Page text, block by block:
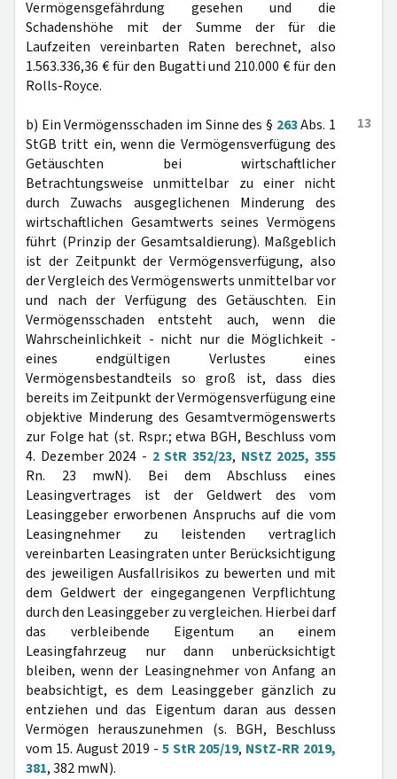
Vermögensgefährdung gesehen und die
Schadenshöhe mit der Summe der für die
Laufzeiten vereinbarten Raten berechnet, also
1.563.336,36 € für den Bugatti und 210.000 € für den
Rolls-Royce.
13
b) Ein Vermögensschaden im Sinne des § 263Abs. 1
StGB tritt ein, wenn die Vermögensverfügung des
Getäuschten bei wirtschaftlicher
Betrachtungsweise unmittelbar zu einer nicht
durch Zuwachs ausgeglichenen Minderung des
wirtschaftlichen Gesamtwerts seines Vermögens
führt (Prinzip der Gesamtsaldierung). Maßgeblich
ist der Zeitpunkt der Vermögensverfügung, also
der Vergleich des Vermögenswerts unmittelbar vor
und nach der Verfügung des Getäuschten. Ein
Vermögensschaden entsteht auch, wenn die
Wahrscheinlichkeit - nicht nur die Möglichkeit -
eines endgültigen Verlustes eines
Vermögensbestandteils so groß ist, dass dies
bereits im Zeitpunkt der Vermögensverfügung eine
objektive Minderung des Gesamtvermögenswerts
zur Folge hat (st. Rspr.; etwa BGH, Beschluss vom
4. Dezember 2024 - 2 StR 352/23, NStZ 2025, 355
Rn. 23 mwN). Bei dem Abschluss eines
Leasingvertrages ist der Geldwert des vom
Leasinggeber erworbenen Anspruchs auf die vom
Leasingnehmer zu leistenden vertraglich
vereinbarten Leasingraten unter Berücksichtigung
des jeweiligen Ausfallrisikos zu bewerten und mit
dem Geldwert der eingegangenen Verpflichtung
durch den Leasinggeber zu vergleichen. Hierbei darf
das verbleibende Eigentum an einem
Leasingfahrzeug nur dann unberücksichtigt
bleiben, wenn der Leasingnehmer von Anfang an
beabsichtigt, es dem Leasinggeber gänzlich zu
entziehen und das Eigentum daran aus dessen
Vermögen herauszunehmen (s. BGH, Beschluss
vom 15. August 2019 - 5 StR 205/19, NStZ-RR 2019,
381, 382 mwN).